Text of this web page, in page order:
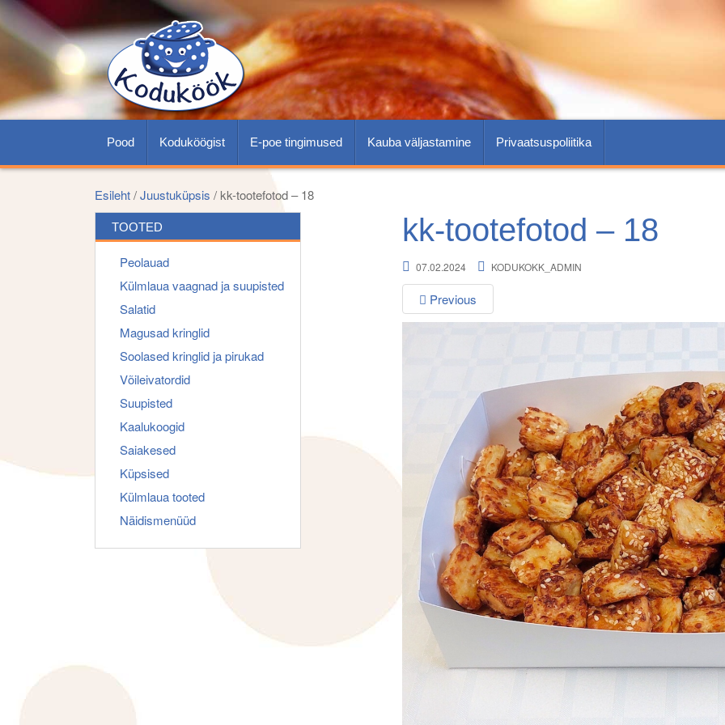
Pood Koduköögist E-poe tingimused Kauba väljastamine Privaatsuspoliitika
Esileht/Juustuküpsis / kk-tootefotod – 18
kk-tootefotod – 18
07.02.2024 KODUKOKK_ADMIN
Previous
TOOTED
Peolauad
Külmlaua vaagnad ja suupisted
Salatid
Magusad kringlid
Soolased kringlid ja pirukad
Võileivatordid
Suupisted
Kaalukoogid
Saiakesed
Küpsised
Külmlaua tooted
Näidismenüüd